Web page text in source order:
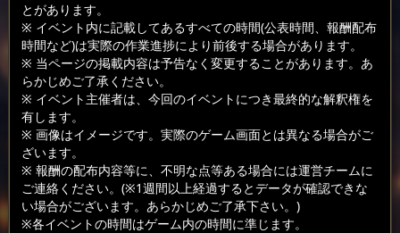
とがあります。
※ イベント内に記載してあるすべての時間(公表時間、報酬配布
時間など)は実際の作業進捗により前後する場合があります。
※ 当ページの掲載内容は予告なく変更することがあります。あ
らかじめご了承ください。
※ イベント主催者は、今回のイベントにつき最終的な解釈権を
有します。
※ 画像はイメージです。実際のゲーム画面とは異なる場合がご
ざいます。
※ 報酬の配布内容等に、不明な点等ある場合には運営チームに
ご連絡ください。(※1週間以上経過するとデータが確認できな
い場合がございます。あらかじめご了承下さい。)
※各イベントの時間はゲーム内の時間に準じます。